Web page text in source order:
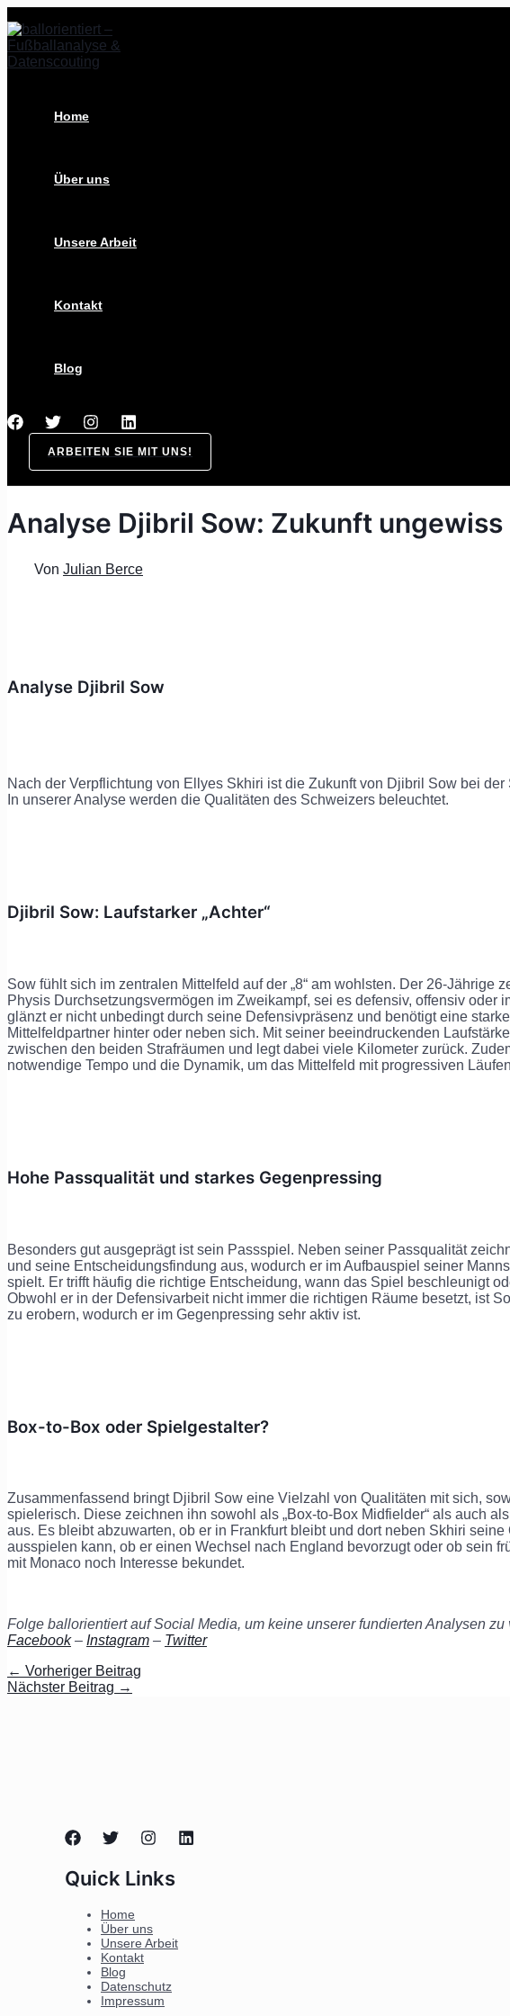
Zum
Inhalt
springen
Home
Über uns
Unsere Arbeit
Kontakt
Blog
ARBEITEN SIE MIT UNS!
Analyse Djibril Sow: Zukunft ungewiss
Von Julian Berce
Analyse Djibril Sow
Nach der Verpflichtung von Ellyes Skhiri ist die Zukunft von Djibril Sow bei
In unserer Analyse werden die Qualitäten des Schweizers beleuchtet.
Djibril Sow: Laufstarker „Achter“
Sow fühlt sich im zentralen Mittelfeld auf der „8“ am wohlsten. Der 26-Jährige
Physis Durchsetzungsvermögen im Zweikampf, sei es defensiv, offensiv oder
glänzt er nicht unbedingt durch seine Defensivpräsenz und benötigt eine
Mittelfeldpartner hinter oder neben sich. Mit seiner beeindruckenden
zwischen den beiden Strafräumen und legt dabei viele Kilometer zurück.
notwendige Tempo und die Dynamik, um das Mittelfeld mit progressiven
Hohe Passqualität und starkes Gegenpressing
Besonders gut ausgeprägt ist sein Passspiel. Neben seiner Passqualität
und seine Entscheidungsfindung aus, wodurch er im Aufbauspiel seiner
spielt. Er trifft häufig die richtige Entscheidung, wann das Spiel beschleunigt
Obwohl er in der Defensivarbeit nicht immer die richtigen Räume besetzt, ist
zu erobern, wodurch er im Gegenpressing sehr aktiv ist.
Box-to-Box oder Spielgestalter?
Zusammenfassend bringt Djibril Sow eine Vielzahl von Qualitäten mit sich,
spielerisch. Diese zeichnen ihn sowohl als „Box-to-Box Midfielder“ als auch
aus. Es bleibt abzuwarten, ob er in Frankfurt bleibt und dort neben Skhiri seine
ausspielen kann, ob er einen Wechsel nach England bevorzugt oder ob sein
mit Monaco noch Interesse bekundet.
Folge ballorientiert auf Social Media, um keine unserer fundierten Analysen zu
Facebook– Instagram – Twitter
Post
navigation
← Vorheriger Beitrag
Nächster Beitrag →
Quick Links
Home
Über uns
Unsere Arbeit
Kontakt
Blog
Datenschutz
Impressum